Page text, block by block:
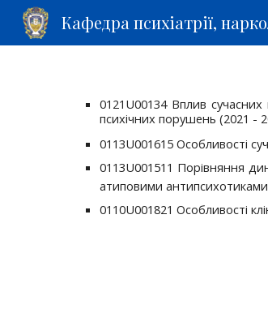
0121U00134 Вплив сучасних
психічних порушень (2021 -
0113U001615 Особливості
0113U001511 Порівняння
атиповими
0110U001821 Особливості